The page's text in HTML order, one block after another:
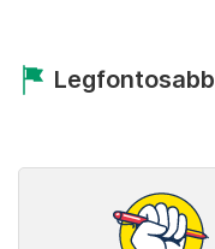
Legfontosabb